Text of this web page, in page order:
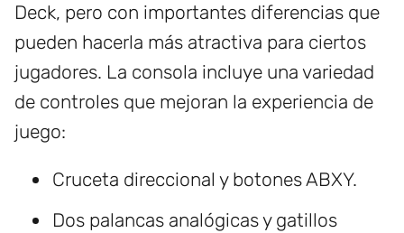
Deck, pero con importantes diferencias que
pueden hacerla más atractiva para ciertos
jugadores. La consola incluye una variedad
de controles que mejoran la experiencia de
juego:
Cruceta direccional y botones ABXY.
Dos palancas analógicas y gatillos